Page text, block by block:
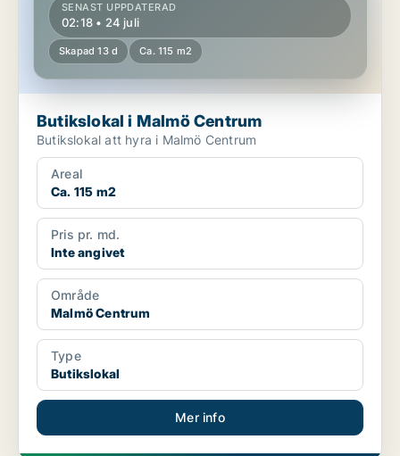
SENAST UPPDATERAD
02:18 • 24 juli
Skapad 13 d Ca. 115 m2
Butikslokal i Malmö Centrum
Butikslokal att hyra i Malmö Centrum
Areal
Ca. 115 m2
Pris pr. md.
Inte angivet
Område
Malmö Centrum
Type
Butikslokal
Mer info